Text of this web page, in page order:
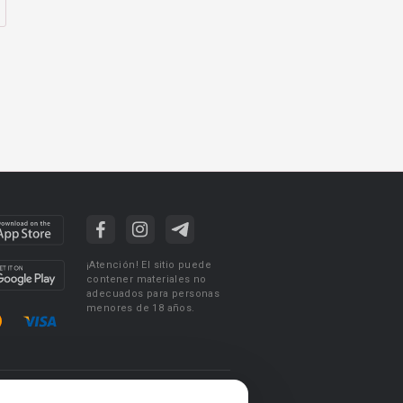
¡Atención! El sitio puede
contener materiales no
adecuados para personas
menores de 18 años.